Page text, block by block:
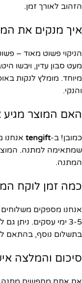
הזהוב לאורך זמן.
איך מנקים את
הניקוי פשוט מאוד –
מעט סבון עדין, ויבשו
מיוחד. מומלץ לנקות
והנקי.
האם המוצר מגיע
כמובן! ב-tengift אנחנו
שמתאימה למתנה.
המתנה.
כמה זמן לוקח
אנחנו מספקים
3-5 ימי עסקים. ניתן
בתשלום נוסף, בהתאם
סיכום והמלצה